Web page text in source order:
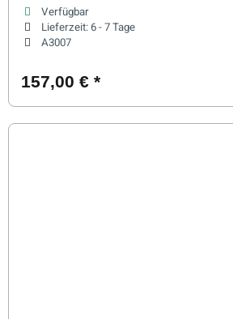
Verfügbar
Lieferzeit: 6 - 7 Tage
A3007
157,00 € *